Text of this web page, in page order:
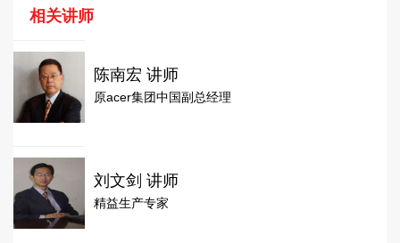
相关讲师
陈南宏 讲师
原acer集团中国副总经理
刘文剑 讲师
精益生产专家